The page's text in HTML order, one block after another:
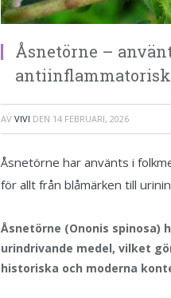
Åsnetörne –
AV VIVI DEN 14 FEBRUARI, 2026
Åsnetörne har använts i
för allt från blåmärken till
Åsnetörne (Ononis
urindrivande medel, vilket
historiska och moderna